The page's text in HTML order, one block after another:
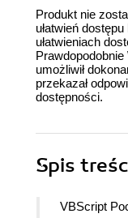
Produkt nie
ułatwień
ułatwieniach
umożliwił
przekazał
dostępności.
Spis
VBScript